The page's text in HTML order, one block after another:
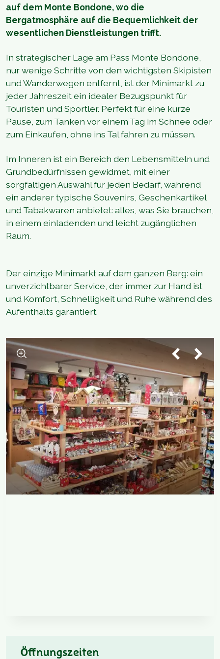
auf dem Monte Bondone, wo die
Bergatmosphäre auf die Bequemlichkeit der
wesentlichen Dienstleistungen trifft.
In strategischer Lage am Pass Monte Bondone,
nur wenige Schritte von den wichtigsten Skipisten
und Wanderwegen entfernt, ist der Minimarkt zu
jeder Jahreszeit ein idealer Bezugspunkt für
Touristen und Sportler. Perfekt für eine kurze
Pause, zum Tanken vor einem Tag im Schnee oder
zum Einkaufen, ohne ins Tal fahren zu müssen.
Im Inneren ist ein Bereich den Lebensmitteln und
Grundbedürfnissen gewidmet, mit einer
sorgfältigen Auswahl für jeden Bedarf, während
ein anderer typische Souvenirs, Geschenkartikel
und Tabakwaren anbietet: alles, was Sie brauchen,
in einem einladenden und leicht zugänglichen
Raum.
Der einzige Minimarkt auf dem ganzen Berg: ein
unverzichtbarer Service, der immer zur Hand ist
und Komfort, Schnelligkeit und Ruhe während des
Aufenthalts garantiert.
Öffnungszeiten